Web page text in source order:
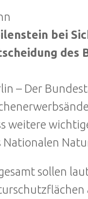
bei
des
– Der
weitere
Nationalen
sollen